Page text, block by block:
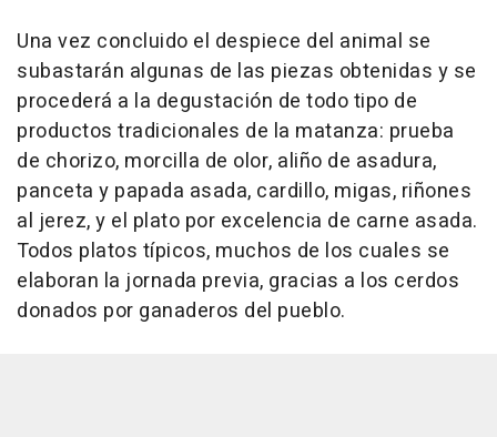
Una vez concluido el despiece del animal se
subastarán algunas de las piezas obtenidas y se
procederá a la degustación de todo tipo de
productos tradicionales de la matanza: prueba
de chorizo, morcilla de olor, aliño de asadura,
panceta y papada asada, cardillo, migas, riñones
al jerez, y el plato por excelencia de carne asada.
Todos platos típicos, muchos de los cuales se
elaboran la jornada previa, gracias a los cerdos
donados por ganaderos del pueblo.